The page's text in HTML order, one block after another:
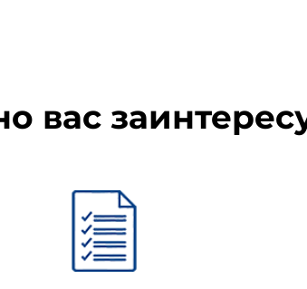
вас